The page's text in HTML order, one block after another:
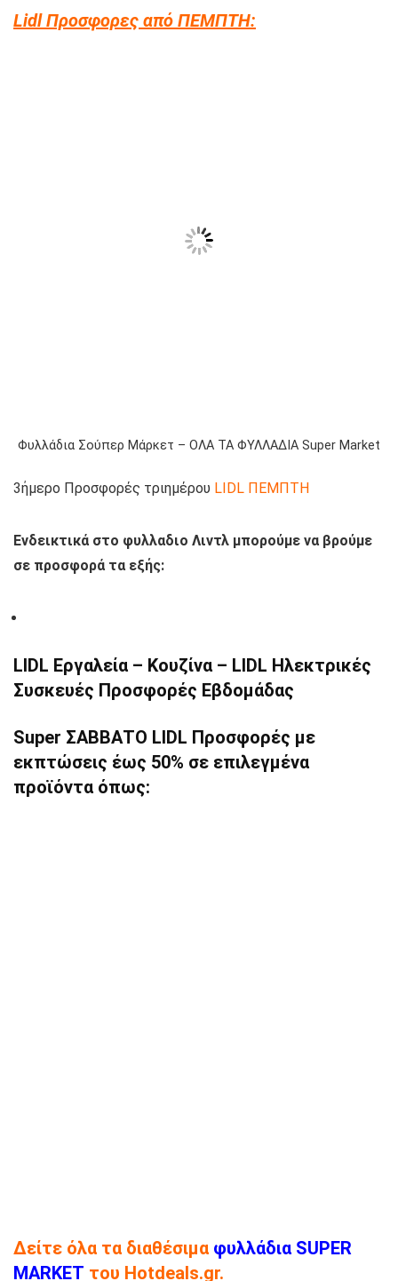
Lidl Προσφορες από ΠΕΜΠΤΗ:
Φυλλάδια Σούπερ Μάρκετ – ΟΛΑ ΤΑ ΦΥΛΛΑΔΙΑ Super Market
3ήμερο Προσφορές τριημέρου LIDL ΠΕΜΠΤΗ
Ενδεικτικά στο φυλλαδιο Λιντλ μπορούμε να βρούμε
σε προσφορά τα εξής:
LIDL Εργαλεία – Κουζίνα – LIDL Ηλεκτρικές
Συσκευές Προσφορές Εβδομάδας
Super ΣΑΒΒΑΤΟ LIDL Προσφορές με
εκπτώσεις έως 50% σε επιλεγμένα
προϊόντα όπως:
Δείτε όλα τα διαθέσιμα φυλλάδια SUPER
MARKET του Hotdeals.gr.